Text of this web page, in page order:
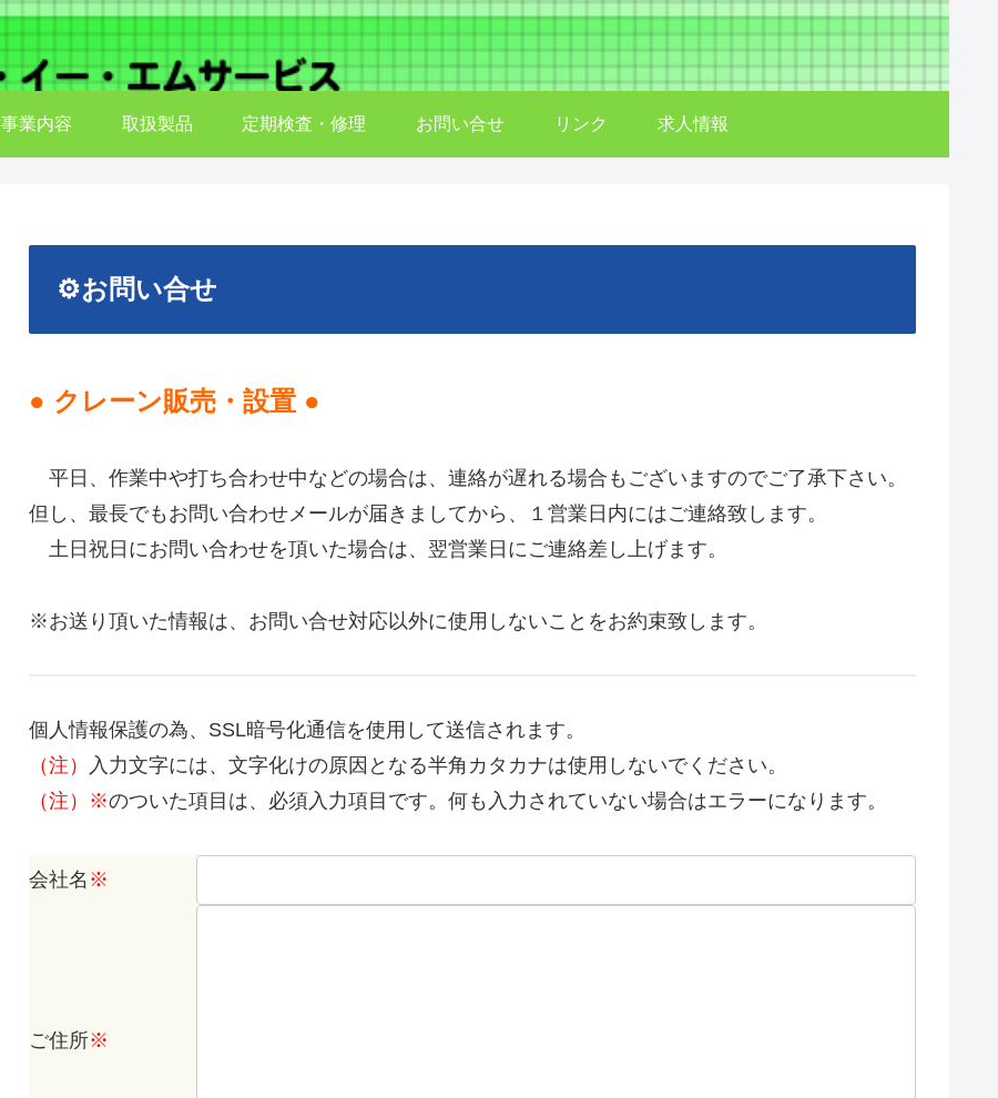
事業内容 取扱製品 定期検査・修理 お問い合せ リンク 求人情報
⚙お問い合せ
● クレーン販売・設置 ●
平日、作業中や打ち合わせ中などの場合は、連絡が遅れる場合もございますのでご了承下さい。
但し、最長でもお問い合わせメールが届きましてから、１営業日内にはご連絡致します。
土日祝日にお問い合わせを頂いた場合は、翌営業日にご連絡差し上げます。
※お送り頂いた情報は、お問い合せ対応以外に使用しないことをお約束致します。
個人情報保護の為、SSL暗号化通信を使用して送信されます。
（注） 入力文字には、文字化けの原因となる半角カタカナは使用しないでください。
（注）※のついた項目は、必須入力項目です。何も入力されていない場合はエラーになります。
会社名 ※
ご住所※